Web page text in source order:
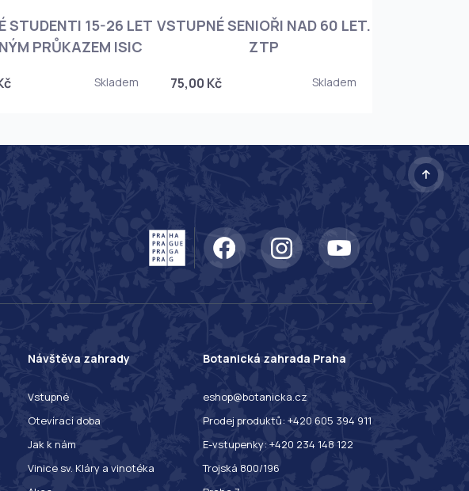
STUDENTI 15-26 LET
PRŮKAZEM ISIC
Skladem
VSTUPNÉ SENIOŘI NAD 60 LET.
ZTP
75,00 Kč Skladem
Návštěva zahrady
Vstupné
Otevírací doba
Jak k nám
Vinice sv. Kláry a vinotéka
Botanická zahrada Praha
eshop@botanicka.cz
Prodej produktů: +420 605 394 911
E-vstupenky: +420 234 148 122
Trojská 800/196